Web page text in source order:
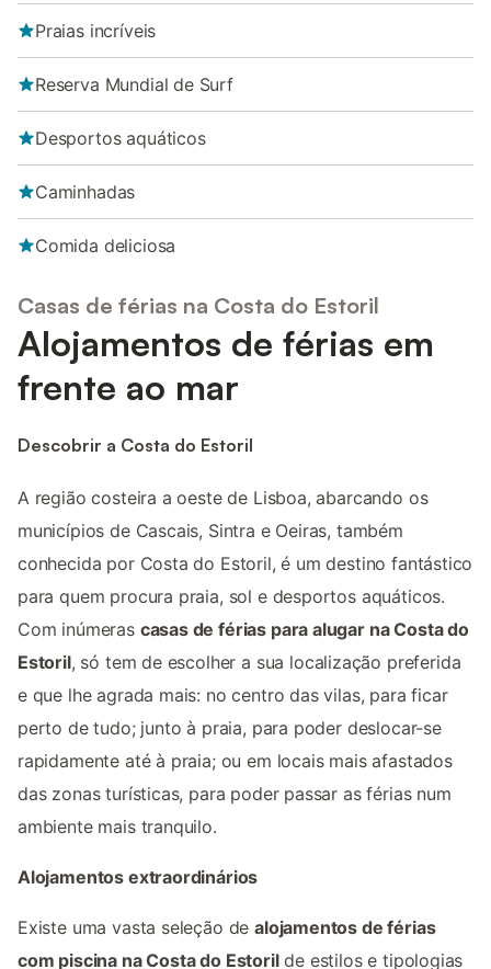
Praias incríveis
Reserva Mundial de Surf
Desportos aquáticos
Caminhadas
Comida deliciosa
Casas de férias na Costa do Estoril
Alojamentos de férias em
frente ao mar
Descobrir a Costa do Estoril
A região costeira a oeste de Lisboa, abarcando os
municípios de Cascais, Sintra e Oeiras, também
conhecida por Costa do Estoril, é um destino fantástico
para quem procura praia, sol e desportos aquáticos.
Com inúmeras casas de férias para alugar na Costa do
Estoril, só tem de escolher a sua localização preferida
e que lhe agrada mais: no centro das vilas, para ficar
perto de tudo; junto à praia, para poder deslocar-se
rapidamente até à praia; ou em locais mais afastados
das zonas turísticas, para poder passar as férias num
ambiente mais tranquilo.
Alojamentos extraordinários
Existe uma vasta seleção dealojamentos de férias
com piscina na Costa do Estorilde estilos e tipologias